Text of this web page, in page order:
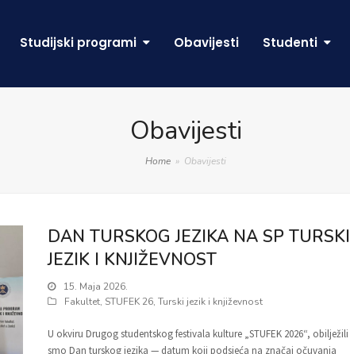
Studijski programi Obavijesti Studenti
Obavijesti
Home » Obavijesti
DAN TURSKOG JEZIKA NA SP TURSKI
JEZIK I KNJIŽEVNOST
15. Maja 2026.
Fakultet, STUFEK 26,Turski jezik i književnost
U okviru Drugog studentskog festivala kulture „STUFEK 2026“, obilježili
smo Dan turskog jezika — datum koji podsjeća na značaj očuvanja